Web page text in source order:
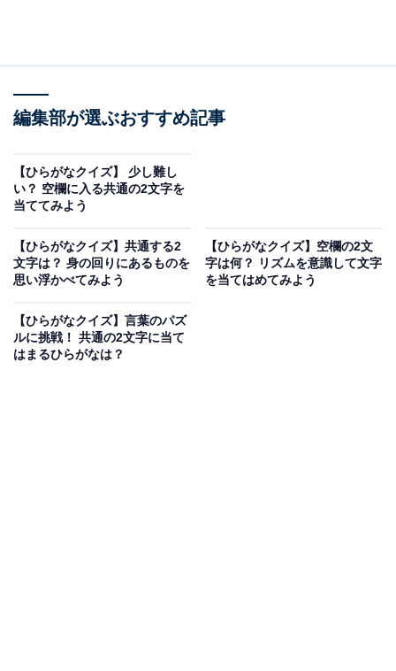
ア。そして、専門の施設で肌やプロポーションを整える
ための施術全般を思い浮かべてみてください。
次ページ 正解を見る
編集部が選ぶおすすめ記事
【ひらがなクイズ】 少し難し
い？ 空欄に入る共通の2文字を
当ててみよう
【ひらがなクイズ】共通する2
文字は？ 身の回りにあるものを
思い浮かべてみよう
【ひらがなクイズ】空欄の2文
字は何？ リズムを意識して文字
を当てはめてみよう
【ひらがなクイズ】言葉のパズ
ルに挑戦！ 共通の2文字に当て
はまるひらがなは？